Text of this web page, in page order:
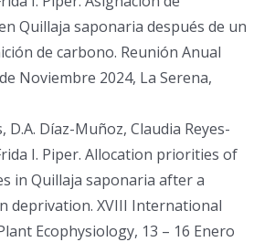
Quillaja saponaria después de un
de carbono. Reunión Anual
Noviembre 2024, La Serena,
D.A. Díaz-Muñoz, Claudia Reyes-
I. Piper. Allocation priorities of
in Quillaja saponaria after a
deprivation. XVIII International
Ecophysiology, 13 – 16 Enero